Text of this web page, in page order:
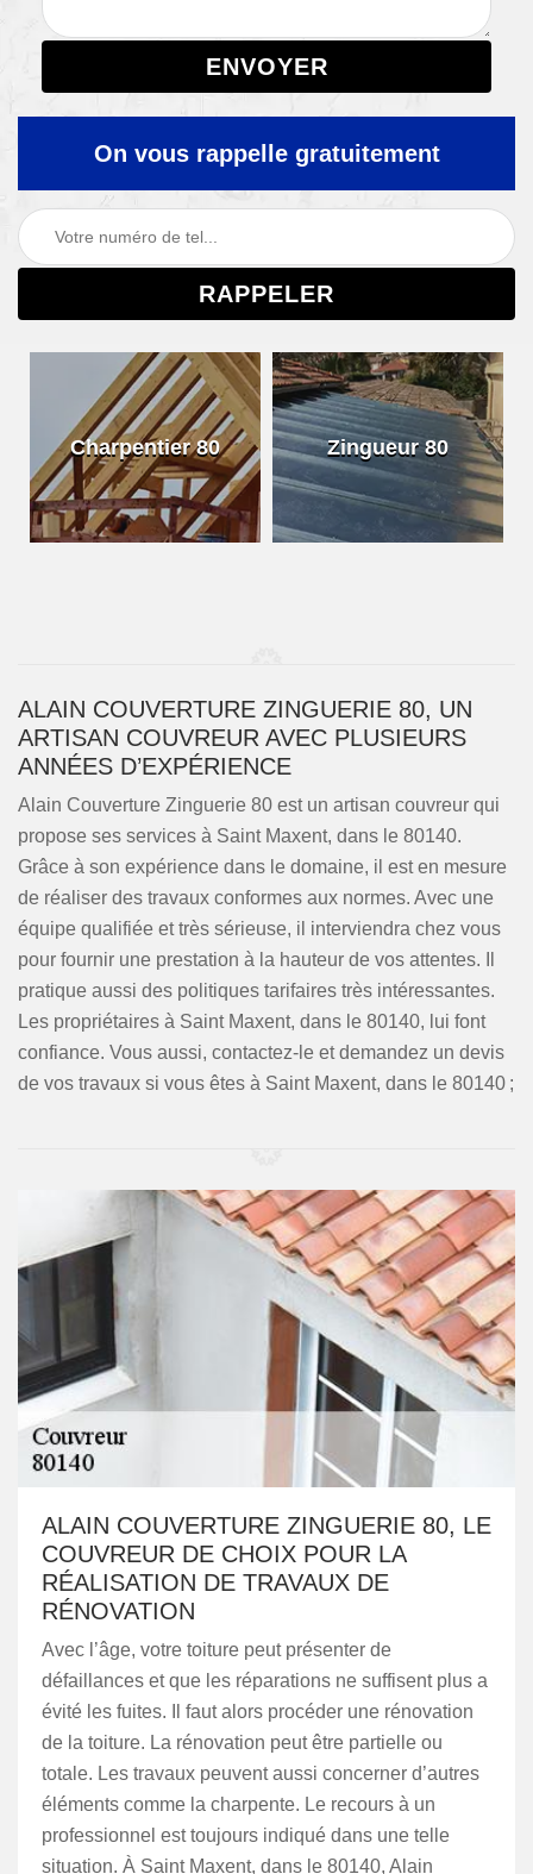
On vous rappelle gratuitement
Charpentier 80 Zingueur 80
ALAIN COUVERTURE ZINGUERIE 80, UN
ARTISAN COUVREUR AVEC PLUSIEURS
ANNÉES D’EXPÉRIENCE
Alain Couverture Zinguerie 80 est un artisan couvreur qui
propose ses services à Saint Maxent, dans le 80140.
Grâce à son expérience dans le domaine, il est en mesure
de réaliser des travaux conformes aux normes. Avec une
équipe qualifiée et très sérieuse, il interviendra chez vous
pour fournir une prestation à la hauteur de vos attentes. Il
pratique aussi des politiques tarifaires très intéressantes.
Les propriétaires à Saint Maxent, dans le 80140, lui font
confiance. Vous aussi, contactez-le et demandez un devis
de vos travaux si vous êtes à Saint Maxent, dans le 80140 ;
ALAIN COUVERTURE ZINGUERIE 80, LE
COUVREUR DE CHOIX POUR LA
RÉALISATION DE TRAVAUX DE
RÉNOVATION
Avec l’âge, votre toiture peut présenter de
défaillances et que les réparations ne suffisent plus a
évité les fuites. Il faut alors procéder une rénovation
de la toiture. La rénovation peut être partielle ou
totale. Les travaux peuvent aussi concerner d’autres
éléments comme la charpente. Le recours à un
professionnel est toujours indiqué dans une telle
situation. À Saint Maxent, dans le 80140, Alain